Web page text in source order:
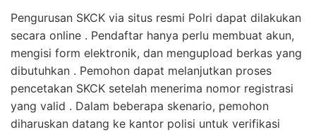
Pengurusan SKCK via situs resmi Polri dapat dilakukan
secara online . Pendaftar hanya perlu membuat akun,
mengisi form elektronik, dan mengupload berkas yang
dibutuhkan . Pemohon dapat melanjutkan proses
pencetakan SKCK setelah menerima nomor registrasi
yang valid . Dalam beberapa skenario, pemohon
diharuskan datang ke kantor polisi untuk verifikasi